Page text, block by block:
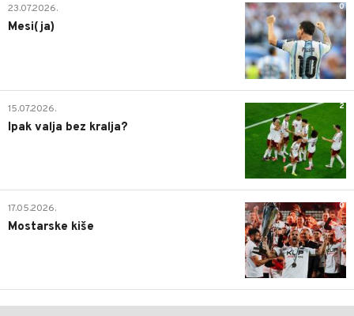
0
23.07.2026.
Mesi(ja)
2
15.07.2026.
Ipak valja bez kralja?
0
17.05.2026.
Mostarske kiše